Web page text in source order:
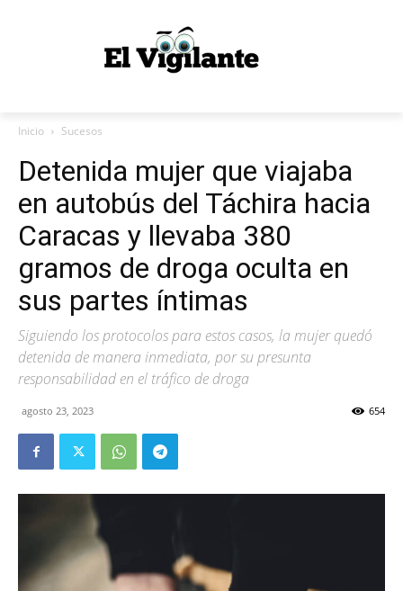
Inicio Sucesos
Detenida mujer que viajaba
en autobús del Táchira hacia
Caracas y llevaba 380
gramos de droga oculta en
sus partes íntimas
Siguiendo los protocolos para estos casos, la mujer quedó
detenida de manera inmediata, por su presunta
responsabilidad en el tráfico de droga
agosto 23, 2023 654